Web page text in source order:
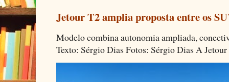
Jetour T2 amplia proposta entre os
Modelo combina autonomia ampliada,
Texto: Sérgio Dias Fotos: Sérgio Dias A